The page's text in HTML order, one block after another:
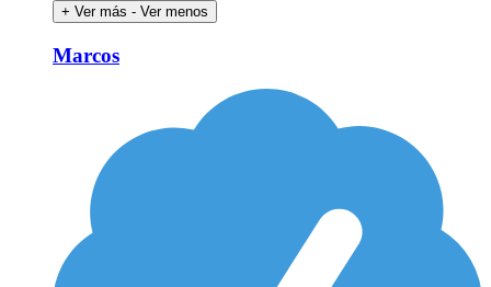
+ Ver más - Ver menos
Marcos